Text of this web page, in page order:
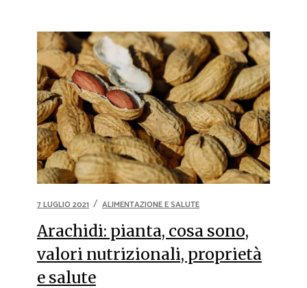
7 LUGLIO 2021 ALIMENTAZIONE E SALUTE
Arachidi: pianta, cosa sono,
valori nutrizionali, proprietà
e salute